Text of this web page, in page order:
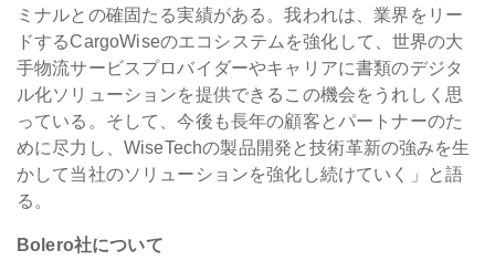
ミナルとの確固たる実績がある。我われは、業界をリー
ドするCargoWiseのエコシステムを強化して、世界の大
手物流サービスプロバイダーやキャリアに書類のデジタ
ル化ソリューションを提供できるこの機会をうれしく思
っている。そして、今後も長年の顧客とパートナーのた
めに尽力し、WiseTechの製品開発と技術革新の強みを生
かして当社のソリューションを強化し続けていく」と語
る。
Bolero社について